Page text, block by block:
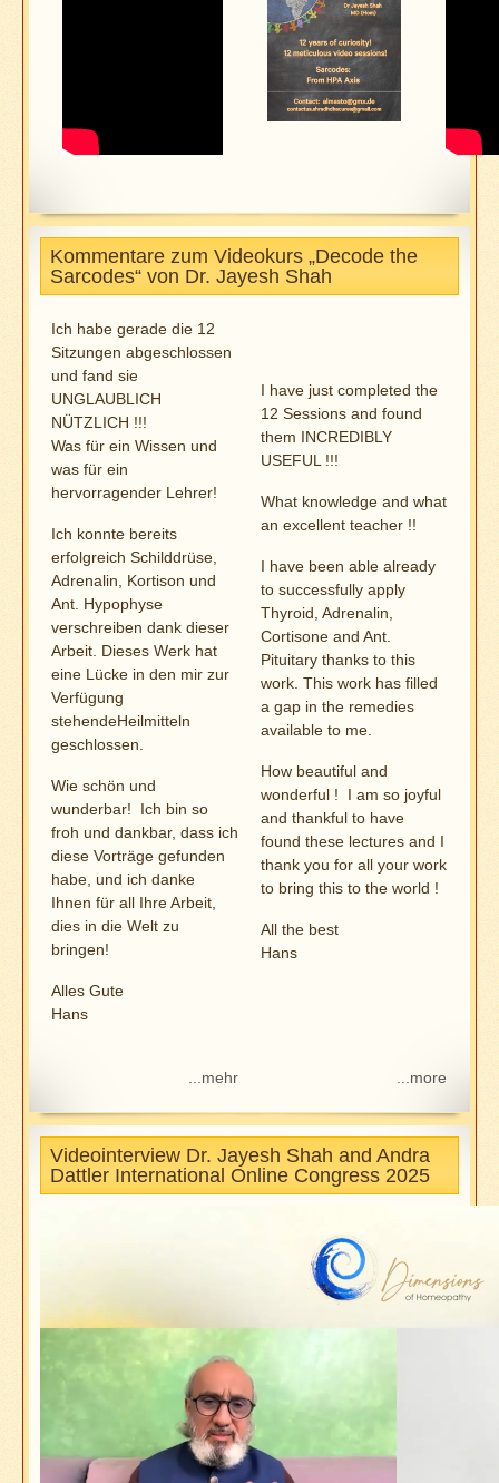
Kommentare zum Videokurs „Decode the
Sarcodes“ von Dr. Jayesh Shah
Ich habe gerade die 12
Sitzungen abgeschlossen
und fand sie
UNGLAUBLICH
NÜTZLICH !!!
Was für ein Wissen und
was für ein
hervorragender Lehrer!
Ich konnte bereits
erfolgreich Schilddrüse,
Adrenalin, Kortison und
Ant. Hypophyse
verschreiben dank dieser
Arbeit. Dieses Werk hat
eine Lücke in den mir zur
Verfügung
stehendeHeilmitteln
geschlossen.
Wie schön und
wunderbar! Ich bin so
froh und dankbar, dass ich
diese Vorträge gefunden
habe, und ich danke
Ihnen für all Ihre Arbeit,
dies in die Welt zu
bringen!
Alles Gute
Hans
I have just completed the
12 Sessions and found
them INCREDIBLY
USEFUL !!!
What knowledge and what
an excellent teacher !!
I have been able already
to successfully apply
Thyroid, Adrenalin,
Cortisone and Ant.
Pituitary thanks to this
work. This work has filled
a gap in the remedies
available to me.
How beautiful and
wonderful ! I am so joyful
and thankful to have
found these lectures and I
thank you for all your work
to bring this to the world !
All the best
Hans
...mehr ...more
Videointerview Dr. Jayesh Shah and Andra
Dattler International Online Congress 2025